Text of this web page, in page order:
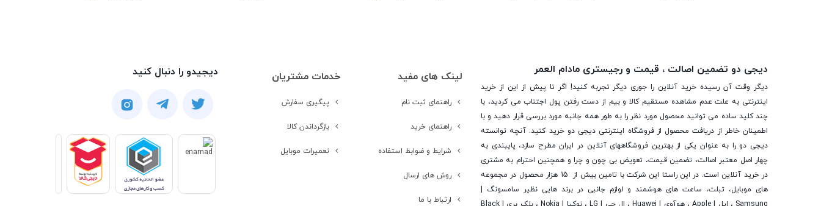
دیجی دو تضمین اصالت ، قیمت و رجیستری مادام العمر
دیگر وقت آن رسیده خرید آنلاین را جوری دیگر تجربه کنید! اگر تا پیش از این از خرید
اینترنتی به علت عدم مشاهده مستقیم کالا و بیم از دست رفتن پول اجتناب می کردید، با
چند کلید ساده می توانید محصول مورد نظر را به طور همه جانبه مورد بررسی قرار دهید و با
اطمینان خاطر از دریافت محصول از فروشگاه اینترنتی دیجی دو خرید کنید. آنچه توانسته
دیجی دو را به عنوان یکی از بهترین فروشگاه­های آنلاین در ایران مطرح سازد، پایبندی به
چهار اصل معتبر اصالت، تضمین قیمت، تعویض بی چون و چرا و همچنین احترام به مشتری
در خرید آنلاین است. در این راستا این شرکت با تامین بیش از 15 هزار محصول در مجموعه
های موبایل، تبلت، ساعت های هوشمند و لوازم جانبی در برند هایی نظیر سامسونگ |
Samsung ، اپل | Apple ، هوآوی | Huawei ، ال جی | LG ، نوکیا | Nokia ، بلک بری | Black
لینک های مفید
راهنمای ثبت نام
راهنمای خرید
شرایط و ضوابط استفاده
روش های ارسال
ارتباط با ما
خدمات مشتریان
پیگیری سفارش
بازگرداندن کالا
تعمیرات موبایل
دیجیدو را دنبال کنید